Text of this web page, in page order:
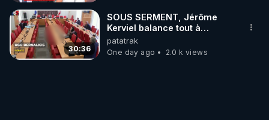
30:36
SOUS SERMENT, Jérôme
Kerviel balance tout à
l'Assemblée !
patatrak
One day ago
2.0 k views